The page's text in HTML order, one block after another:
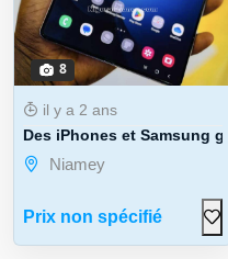
8
il y a 2 ans
Des iPhones et Samsung
Niamey
Prix non spécifié